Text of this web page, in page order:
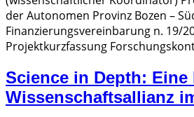
der Autonomen Provinz Bozen –
Finanzierungsvereinbarung n. 19/
Projektkurzfassung
Science in Depth:
Wissenschaftsallianz